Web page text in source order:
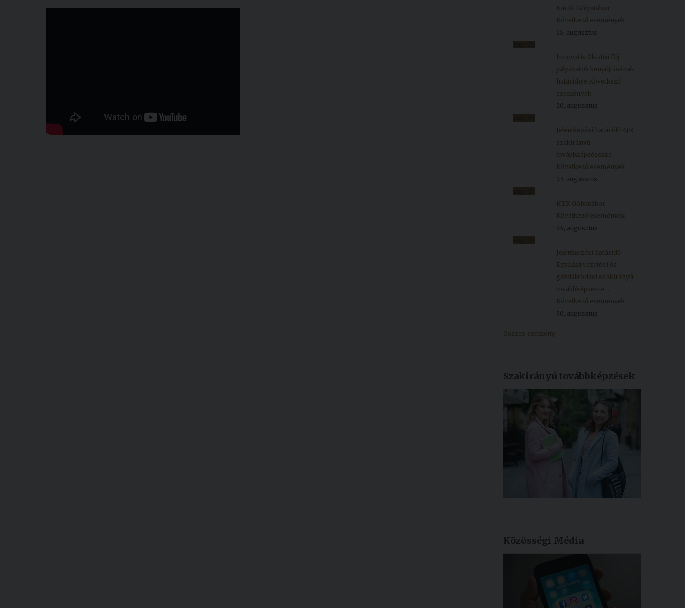
Károli Gólyatábor
Következő események
16, augusztus
Innovatív Oktatói Díj
pályázatok benyújtásának
határideje Következő
események
20, augusztus
Jelentkezési határidő ÁJK
szakirányú
továbbképzésekre
Következő események
23, augusztus
HTK Gólyatábor
Következő események
24, augusztus
Jelentkezési határidő
Egyházi vezetési és
gazdálkodási szakirányú
továbbképzésre...
Következő események
30, augusztus
Összes esemény
Szakirányú továbbképzések
Közösségi Média